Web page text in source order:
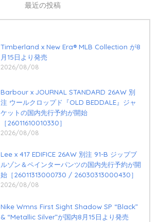
最近の投稿
Timberland x New Era®︎ MLB Collection が8
月15日より発売
2026/08/08
Barbour x JOURNAL STANDARD 26AW 別
注 ウールクロップド『OLD BEDDALE』ジャ
ケットの国内先行予約が開始
［26011610010330］
2026/08/08
Lee x 417 EDIFICE 26AW 別注 91-B ジップブ
ルゾン＆ペインターパンツの国内先行予約が開
始［26011313000730 / 26030313000430］
2026/08/08
Nike Wmns First Sight Shadow SP “Black”
& “Metallic Silver”が国内8月15日より発売